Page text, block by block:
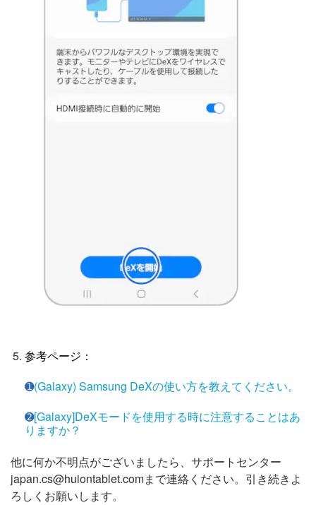
参考ページ：
➊(Galaxy) Samsung DeXの使い方を教えてください。
➋[Galaxy]DeXモードを使用する時に注意することはあ
りますか？
他に何か不明点がございましたら、サポートセンター
japan.cs@huiontablet.comまで連絡ください。引き続きよ
ろしくお願いします。